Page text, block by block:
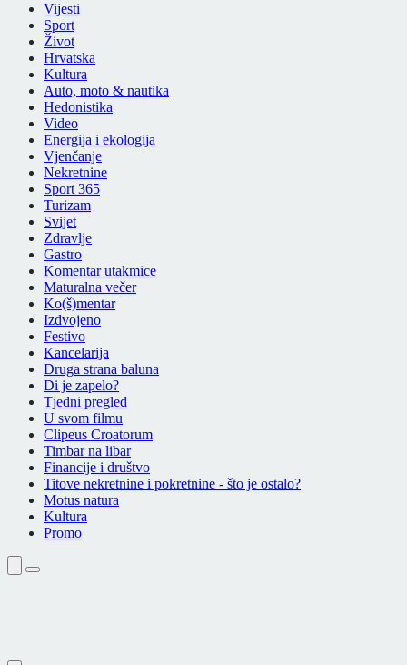
Vijesti
Sport
Život
Hrvatska
Kultura
Auto, moto & nautika
Hedonistika
Video
Energija i ekologija
Vjenčanje
Nekretnine
Sport 365
Turizam
Svijet
Zdravlje
Gastro
Komentar utakmice
Maturalna večer
Ko(š)mentar
Izdvojeno
Festivo
Kancelarija
Druga strana baluna
Di je zapelo?
Tjedni pregled
U svom filmu
Clipeus Croatorum
Timbar na libar
Financije i društvo
Titove nekretnine i pokretnine - što je ostalo?
Motus natura
Kultura
Promo